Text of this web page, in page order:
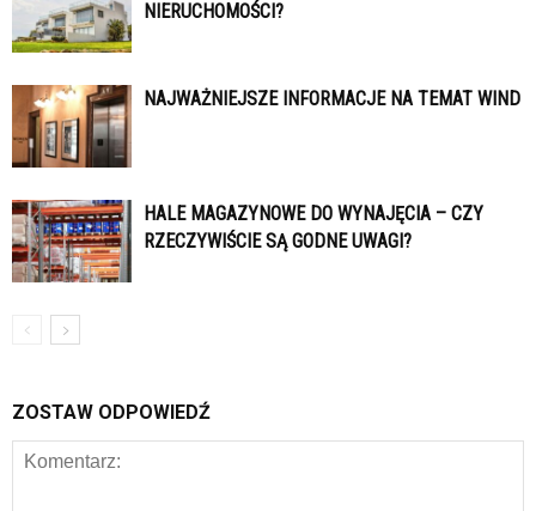
NIERUCHOMOŚCI?
NAJWAŻNIEJSZE INFORMACJE NA TEMAT WIND
HALE MAGAZYNOWE DO WYNAJĘCIA – CZY
RZECZYWIŚCIE SĄ GODNE UWAGI?
ZOSTAW ODPOWIEDŹ